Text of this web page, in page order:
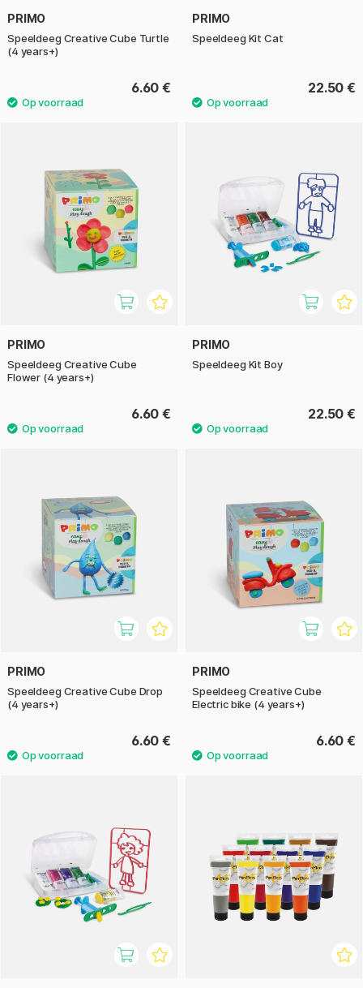
PRIMO
Speeldeeg Creative Cube Turtle
(4 years+)
6.60 €
PRIMO
Speeldeeg Kit Cat
22.50 €
PRIMO
Speeldeeg Creative Cube
Flower (4 years+)
6.60 €
PRIMO
Speeldeeg Kit Boy
22.50 €
PRIMO
Speeldeeg Creative Cube Drop
(4 years+)
6.60 €
PRIMO
Speeldeeg Creative Cube
Electric bike (4 years+)
6.60 €